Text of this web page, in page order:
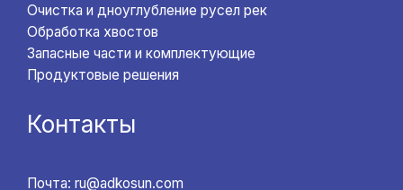
Очистка и дноуглубление русел рек
Обработка хвостов
Запасные части и комплектующие
Продуктовые решения
Контакты
Почта: ru@adkosun.com